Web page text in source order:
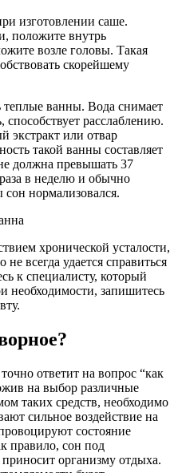
изготовлении саше.
положите внутрь
возле головы. Такая
скорейшему
ванны. Вода снимает
способствует расслаблению.
экстракт или отвар
такой ванны составляет
должна превышать 37
в неделю и обычно
сон нормализовался.
хронической усталости,
всегда удается справиться
к специалисту, который
необходимости, запишитесь
ответит на вопрос “как
на выбор различные
таких средств, необходимо
сильное воздействие на
состояние
правило, сон под
организму отдыха.